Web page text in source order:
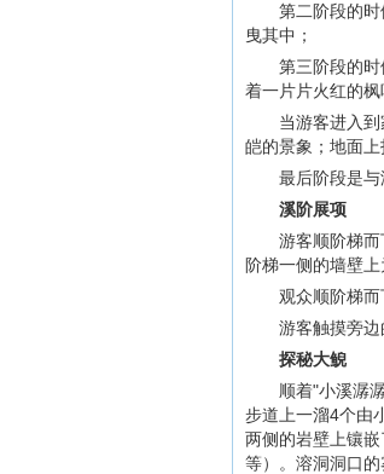
第二阶段的
曳其中；
第三阶段的
着一片片火红的枫
当游客进入
皑的景象；地面
最后阶段是
溪阶展项
游客顺阶梯
阶梯一侧的墙壁上
观众顺阶梯而
游客触摸旁
探秘大鲵
顺着"小溪潺
步道上一溜4个由
两侧的岩壁上镶
等）。溶洞洞口